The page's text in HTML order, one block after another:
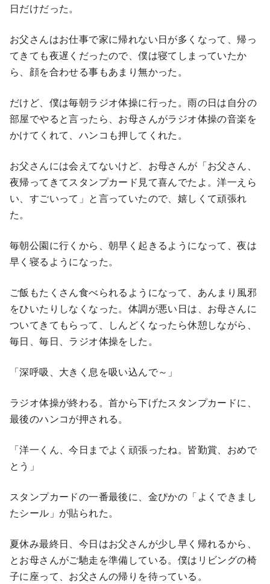
日だけだった。
お父さんはお仕事で家に帰れない日が多くなって、帰っ
てきても夜遅くだったので、僕は寝てしまっていたか
ら、顔を合わせる事もあまり無かった。
だけど、僕は毎朝ラジオ体操に行った。雨の日は自分の
部屋でやると言ったら、お母さんがラジオ体操の音楽を
かけてくれて、ハンコも押してくれた。
お父さんには会えてないけど、お母さんが「お父さん、
夜帰ってきてスタンプカード見て喜んでたよ。洋一えら
い、すごいって」と言っていたので、嬉しくて頑張れ
た。
毎朝公園に行くから、朝早く起きるようになって、夜は
早く寝るようになった。
ご飯もたくさん食べられるようになって、あんまり風邪
をひいたりしなくなった。体調が悪い日は、お母さんに
ついてきてもらって、しんどくなったら休憩しながら、
毎日、毎日、ラジオ体操をした。
「深呼吸、大きく息を吸い込んで～」
ラジオ体操が終わる。首から下げたスタンプカードに、
最後のハンコが押される。
「洋一くん、今日までよく頑張ったね。皆勤賞、おめで
とう」
スタンプカードの一番最後に、金ぴかの「よくできまし
たシール」が貼られた。
夏休み最終日、今日はお父さんが少し早く帰れるから、
とお母さんがご馳走を準備している。僕はリビングの椅
子に座って、お父さんの帰りを待っている。